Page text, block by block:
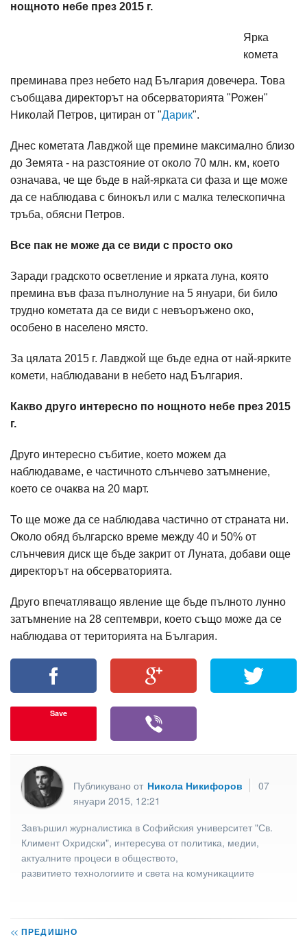
нощното небе през 2015 г.
Ярка
комета
преминава през небето над България довечера. Това
съобщава директорът на обсерваторията "Рожен"
Николай Петров, цитиран от "Дарик".
Днес кометата Лавджой ще премине максимално близо
до Земята - на разстояние от около 70 млн. км, което
означава, че ще бъде в най-ярката си фаза и ще може
да се наблюдава с бинокъл или с малка телескопична
тръба, обясни Петров.
Все пак не може да се види с просто око
Заради градското осветление и ярката луна, която
премина във фаза пълнолуние на 5 януари, би било
трудно кометата да се види с невъоръжено око,
особено в населено място.
За цялата 2015 г. Лавджой ще бъде една от най-ярките
комети, наблюдавани в небето над България.
Какво друго интересно по нощното небе през 2015
г.
Друго интересно събитие, което можем да
наблюдаваме, е частичното слънчево затъмнение,
което се очаква на 20 март.
То ще може да се наблюдава частично от страната ни.
Около обяд българско време между 40 и 50% от
слънчевия диск ще бъде закрит от Луната, добави още
директорът на обсерваторията.
Друго впечатляващо явление ще бъде пълното лунно
затъмнение на 28 септември, което също може да се
наблюдава от територията на България.
Save
Публикувано от Никола Никифоров
07
януари 2015, 12:21
Завършил журналистика в Софийския университет "Св.
Климент Охридски", интересува от политика, медии,
актуалните процеси в обществото,
развитието технологиите и света на комуникациите
<< ПРЕДИШНО